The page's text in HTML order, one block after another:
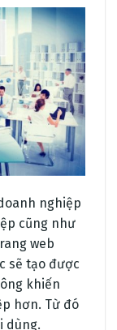
nghiệp
cũng như
web
sẽ tạo được
khiến
hơn. Từ đó
dùng.